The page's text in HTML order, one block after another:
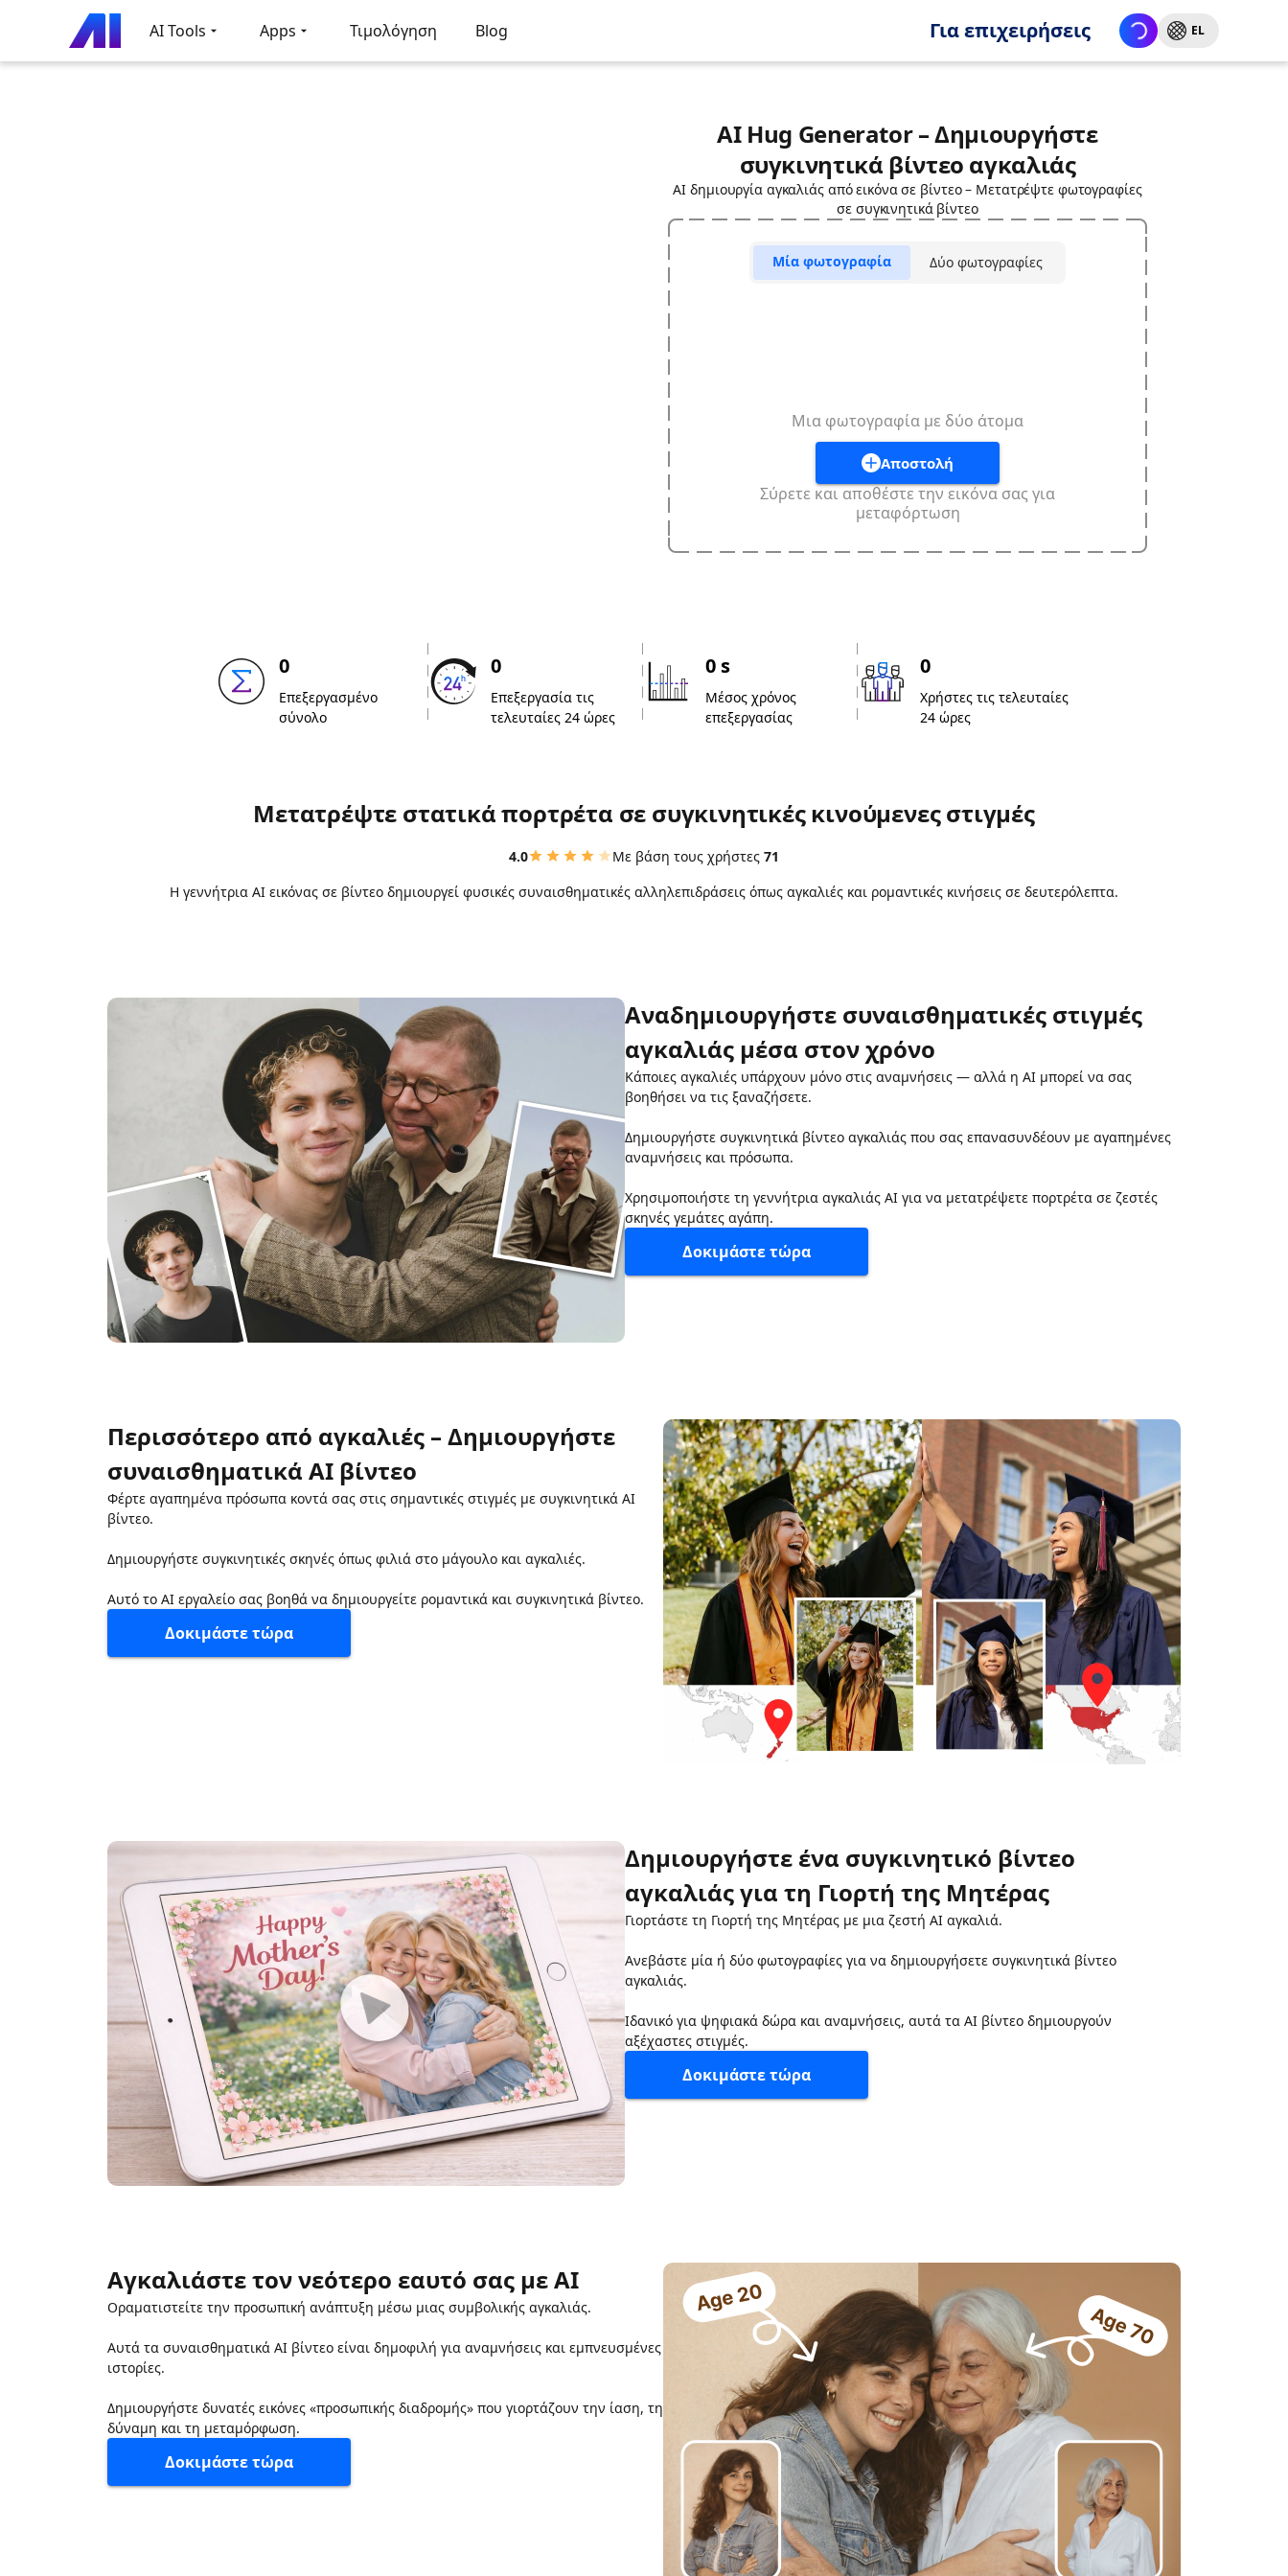
AI Tools Apps Τιμολόγηση Blog Για επιχειρήσεις EL
AI Hug Generator – Δημιουργήστε
συγκινητικά βίντεο αγκαλιάς
AI δημιουργία αγκαλιάς από εικόνα σε βίντεο – Μετατρέψτε φωτογραφίες
σε συγκινητικά βίντεο
Μία φωτογραφία Δύο φωτογραφίες
Μια φωτογραφία με δύο άτομα
Αποστολή
Σύρετε και αποθέστε την εικόνα σας για
μεταφόρτωση
0
Επεξεργασμένο
σύνολο
0
Επεξεργασία τις
τελευταίες 24 ώρες
0 s
Μέσος χρόνος
επεξεργασίας
0
Χρήστες τις τελευταίες
24 ώρες
Μετατρέψτε στατικά πορτρέτα σε συγκινητικές κινούμενες στιγμές
4.0 Με βάση τους χρήστες 71
Η γεννήτρια AI εικόνας σε βίντεο δημιουργεί φυσικές συναισθηματικές αλληλεπιδράσεις όπως αγκαλιές και ρομαντικές κινήσεις σε δευτερόλεπτα.
Αναδημιουργήστε συναισθηματικές στιγμές
αγκαλιάς μέσα στον χρόνο
Κάποιες αγκαλιές υπάρχουν μόνο στις αναμνήσεις — αλλά η AI μπορεί να σας
βοηθήσει να τις ξαναζήσετε.
Δημιουργήστε συγκινητικά βίντεο αγκαλιάς που σας επανασυνδέουν με αγαπημένες
αναμνήσεις και πρόσωπα.
Χρησιμοποιήστε τη γεννήτρια αγκαλιάς AI για να μετατρέψετε πορτρέτα σε ζεστές
σκηνές γεμάτες αγάπη.
Δοκιμάστε τώρα
Περισσότερο από αγκαλιές – Δημιουργήστε
συναισθηματικά AI βίντεο
Φέρτε αγαπημένα πρόσωπα κοντά σας στις σημαντικές στιγμές με συγκινητικά AI
βίντεο.
Δημιουργήστε συγκινητικές σκηνές όπως φιλιά στο μάγουλο και αγκαλιές.
Αυτό το AI εργαλείο σας βοηθά να δημιουργείτε ρομαντικά και συγκινητικά βίντεο.
Δοκιμάστε τώρα
Δημιουργήστε ένα συγκινητικό βίντεο
αγκαλιάς για τη Γιορτή της Μητέρας
Γιορτάστε τη Γιορτή της Μητέρας με μια ζεστή AI αγκαλιά.
Ανεβάστε μία ή δύο φωτογραφίες για να δημιουργήσετε συγκινητικά βίντεο
αγκαλιάς.
Ιδανικό για ψηφιακά δώρα και αναμνήσεις, αυτά τα AI βίντεο δημιουργούν
αξέχαστες στιγμές.
Δοκιμάστε τώρα
Αγκαλιάστε τον νεότερο εαυτό σας με AI
Οραματιστείτε την προσωπική ανάπτυξη μέσω μιας συμβολικής αγκαλιάς.
Αυτά τα συναισθηματικά AI βίντεο είναι δημοφιλή για αναμνήσεις και εμπνευσμένες
ιστορίες.
Δημιουργήστε δυνατές εικόνες «προσωπικής διαδρομής» που γιορτάζουν την ίαση, τη
δύναμη και τη μεταμόρφωση.
Δοκιμάστε τώρα